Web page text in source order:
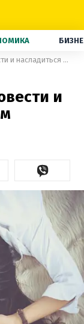
Семь способов, как провести и насладиться локдауном
и